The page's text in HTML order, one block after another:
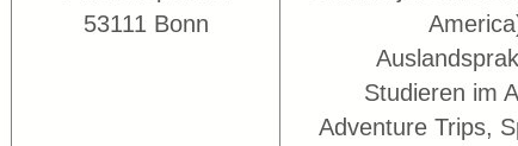
53111 Bonn
Studieren im
Adventure Trips,